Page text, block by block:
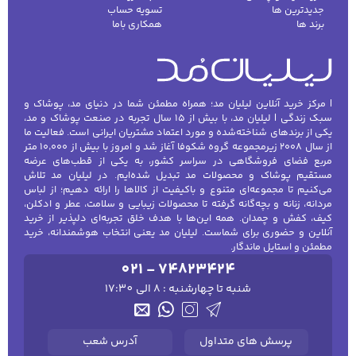
جدیدترین ها
برند ها
تسویه حساب
همکاری باما
| مرکز خرید آنلاین لیلیان مد؛ همراه مطمئن شما در دنیای مد، پوشاک و
سبک زندگی | لیلیان مد، با بیش از ۱۵ سال تجربه در صنعت پوشاک و مد،
یکی از برندهای شناخته‌شده و مورد اعتماد مشتریان ایرانی است. فعالیت ما
از سال ۲۰۰۸ زیرمجموعه گروه شکوفا آغاز شد و امروز با بیش از ۱۰٬۰۰۰ متر
مربع فضای فروشگاهی در سراسر کشور، به یکی از قطب‌های عرضه
مستقیم پوشاک و محصولات مد تبدیل شده‌ایم. در لیلیان مد تلاش
می‌کنیم تا مجموعه‌ای متنوع و باکیفیت از کالاها را ارائه دهیم؛ از لباس
مردانه، زنانه و بچه‌گانه گرفته تا محصولات زیبایی و سلامت، عطر و ادکلن،
کیف، کفش و چمدان. همه این‌ها با هدف خلق تجربه‌ای دلپذیر از خرید
آنلاین و حضوری برای شماست. لیلیان مد یعنی انتخاب هوشمندانه، خرید
مطمئن و استایل ماندگار.
021 - 74823424
شنبه تا چهارشنبه : 8 الی 17:30
پرسش های متداول آدرس شعب